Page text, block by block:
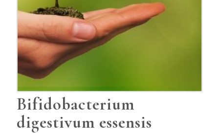
Bifidobacterium
digestivum essensis